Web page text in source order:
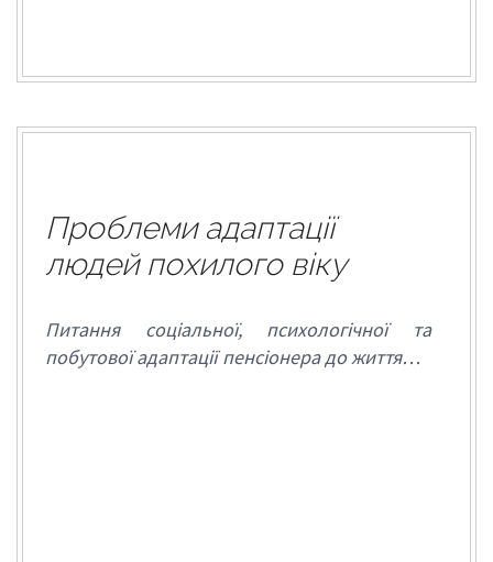
Проблеми адаптації
людей похилого віку
Питання соціальної, психологічної та
побутової адаптації пенсіонера до життя…